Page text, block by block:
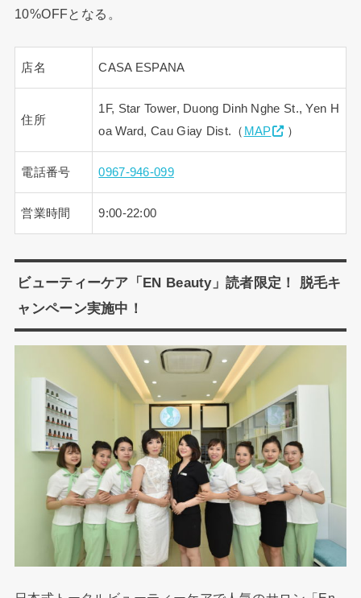
10%OFFとなる。
店名 CASA ESPANA
住所
1F, Star Tower, Duong Dinh Nghe St., Yen H
oa Ward, Cau Giay Dist.（ MAP ）
電話番号 0967-946-099
営業時間 9:00-22:00
ビューティーケア「EN Beauty」読者限定！ 脱毛キ
ャンペーン実施中！